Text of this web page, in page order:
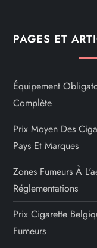
PAGES ET
Équipement
Complète
Prix Moyen Des
Pays Et Marques
Zones Fumeurs À
Réglementations
Prix Cigarette
Fumeurs